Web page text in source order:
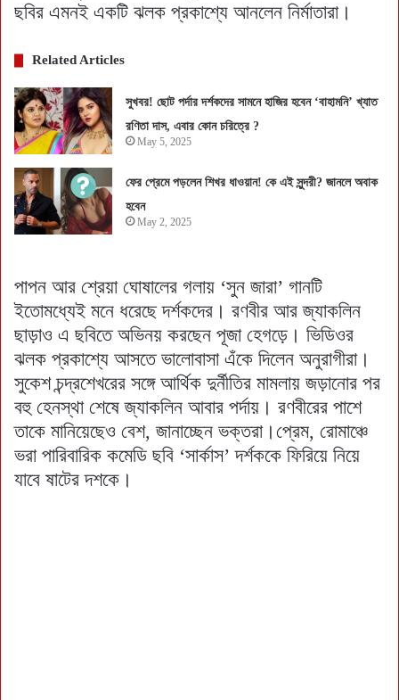
ছবির এমনই একটি ঝলক প্রকাশ্যে আনলেন নির্মাতারা।
Related Articles
সুখবর! ছোট পর্দার দর্শকদের সামনে হাজির হবেন ‘বাহামনি’ খ্যাত
রণিতা দাস, এবার কোন চরিত্রে ?
May 5, 2025
ফের প্রেমে পড়লেন শিখর ধাওয়ান! কে এই সুন্দরী? জানলে অবাক
হবেন
May 2, 2025
পাপন আর শ্রেয়া ঘোষালের গলায় ‘সুন জারা’ গানটি
ইতোমধ্যেই মনে ধরেছে দর্শকদের। রণবীর আর জ্যাকলিন
ছাড়াও এ ছবিতে অভিনয় করছেন পূজা হেগড়ে। ভিডিওর
ঝলক প্রকাশ্যে আসতে ভালোবাসা এঁকে দিলেন অনুরাগীরা।
সুকেশ চন্দ্রশেখরের সঙ্গে আর্থিক দুর্নীতির মামলায় জড়ানোর পর
বহু হেনস্থা শেষে জ্যাকলিন আবার পর্দায়। রণবীরের পাশে
তাকে মানিয়েছেও বেশ, জানাচ্ছেন ভক্তরা।প্রেম, রোমাঞ্চে
ভরা পারিবারিক কমেডি ছবি ‘সার্কাস’ দর্শককে ফিরিয়ে নিয়ে
যাবে ষাটের দশকে।